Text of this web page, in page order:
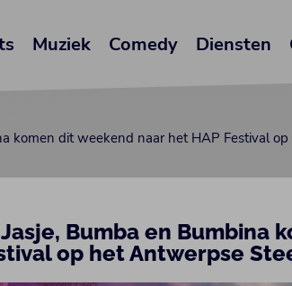
Muziek Comedy Diensten
komen dit weekend naar het HAP Festival
Jasje, Bumba en Bumbina
op het Antwerpse